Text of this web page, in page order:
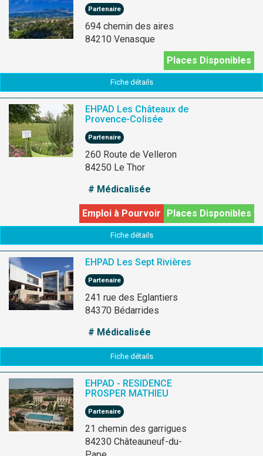
Partenaire
694 chemin des aires
84210 Venasque
Places Disponibles
Fiche détails
EHPAD Les Châteaux de
Provence-Colisée
Partenaire
260 Route de Velleron
84250 Le Thor
# Médicalisée
Places Disponibles
Emploi à Pourvoir
Fiche détails
EHPAD Les Sept Rivières
Partenaire
241 rue des Eglantiers
84370 Bédarrides
# Médicalisée
Fiche détails
EHPAD - RESIDENCE
PROSPER MATHIEU
Partenaire
21 chemin des garrigues
84230 Châteauneuf-du-